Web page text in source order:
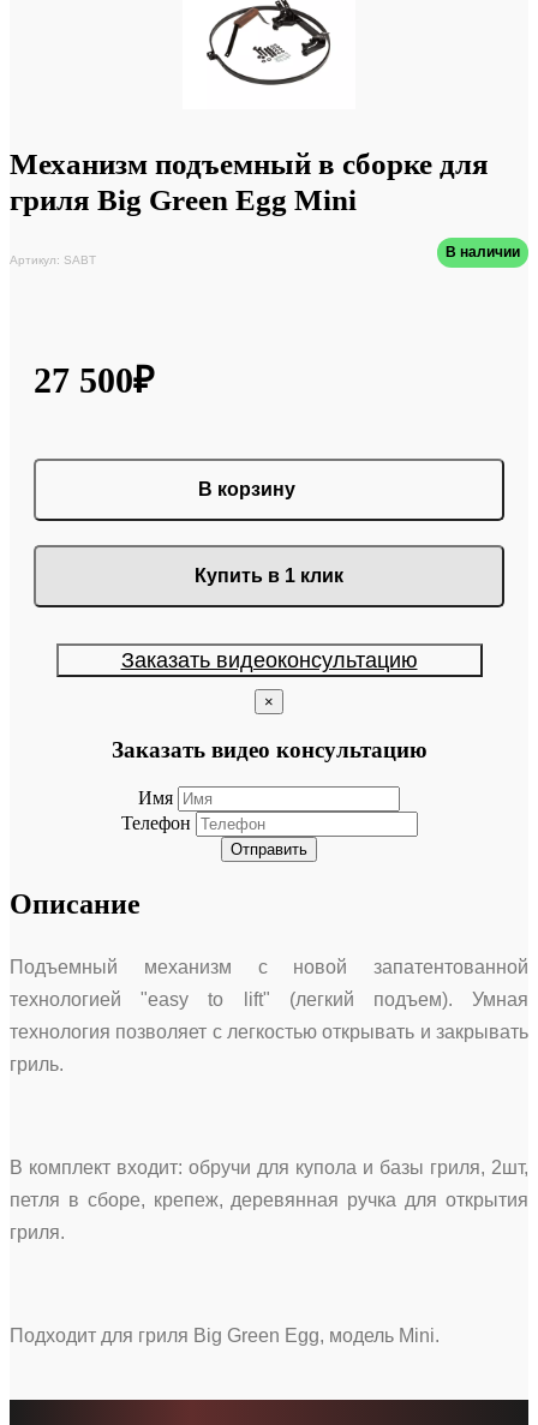
Механизм подъемный в сборке для
гриля Big Green Egg Mini
Артикул: SABT В наличии
27 500₽
В корзину
Купить в 1 клик
Заказать видеоконсультацию
×
Заказать видео консультацию
Имя
Телефон
Отправить
Описание
Подъемный механизм с новой запатентованной
технологией "easy to lift" (легкий подъем). Умная
технология позволяет с легкостью открывать и закрывать
гриль.
В комплект входит: обручи для купола и базы гриля, 2шт,
петля в сборе, крепеж, деревянная ручка для открытия
гриля.
Подходит для гриля Big Green Egg, модель Mini.